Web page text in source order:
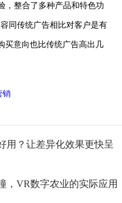
，整合了多种产品和特色功
同传统广告相比对客户是有
买意向也比传统广告高出几
销
用？让差异化效果更快呈
，VR数字农业的实际应用